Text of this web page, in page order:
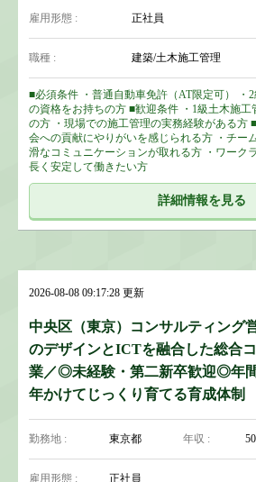
雇用形態 : 正社員
職種 : 建築/土木施工管理
■必須条件 ・普通自動車免許（AT限定可） ・
の資格をお持ちの方 ■歓迎条件 ・1級土木施工
の方 ・現場での施工管理の実務経験がある方
会への貢献にやりがいを感じられる方 ・チー
滑なコミュニケーションが取れる方 ・ワーク
長く安定して働きたい方
詳細情報を見る
2026-08-08 09:17:28 更新
中央区（東京）コンサルティング
のデザインとICTを融合した総合
業／◎未経験・第二新卒歓迎◎年
年かけてじっくり育てる育成体制
勤務地 : 東京都 年収 :
雇用形態 : 正社員